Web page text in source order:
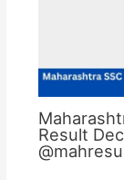
Result